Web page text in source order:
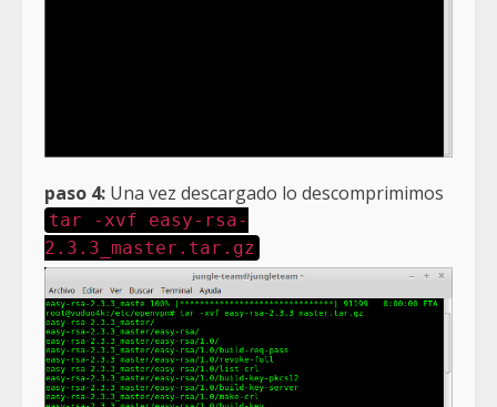
paso 4: Una vez descargado lo descomprimimos
tar -xvf easy-rsa-
2.3.3_master.tar.gz